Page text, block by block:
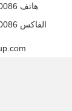
● هاتف 0086 577 6273 1666
● الفاكس 0086 577 6273 1777